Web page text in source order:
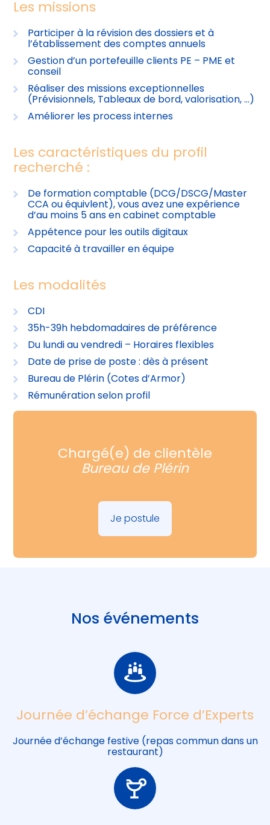
Les missions
Participer à la révision des dossiers et à
l’établissement des comptes annuels
Gestion d’un portefeuille clients PE – PME et
conseil
Réaliser des missions exceptionnelles
(Prévisionnels, Tableaux de bord, valorisation, …)
Améliorer les process internes
Les caractéristiques du profil
recherché :
De formation comptable (DCG/DSCG/Master
CCA ou équivlent), vous avez une expérience
d’au moins 5 ans en cabinet comptable
Appétence pour les outils digitaux
Capacité à travailler en équipe
Les modalités
CDI
35h-39h hebdomadaires de préférence
Du lundi au vendredi – Horaires flexibles
Date de prise de poste : dès à présent
Bureau de Plérin (Cotes d’Armor)
Rémunération selon profil
Chargé(e) de clientèle
Bureau de Plérin
Je postule
Nos événements
Journée d’échange Force d’Experts
Journée d’échange festive (repas commun dans un
restaurant)